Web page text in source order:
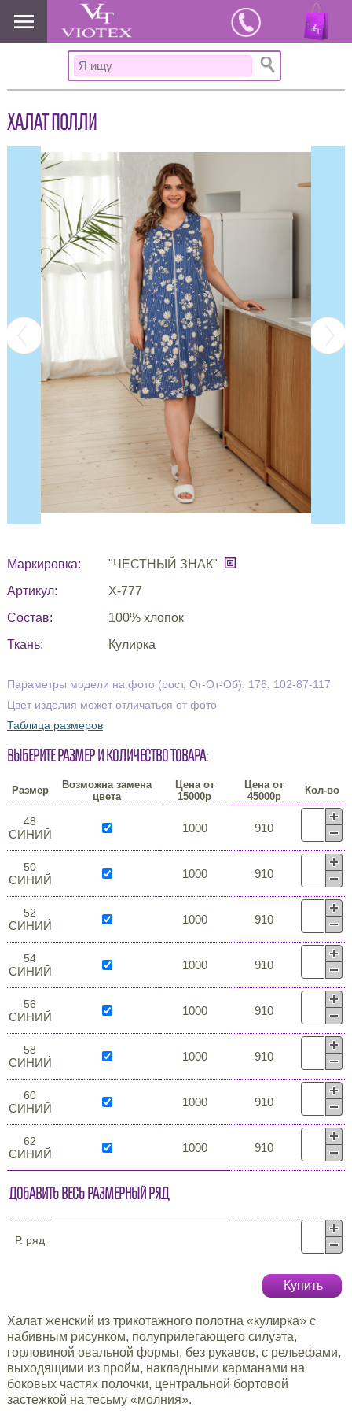
www.viotex37.ru
ХАЛАТ ПОЛЛИ
Маркировка:
"ЧЕСТНЫЙ ЗНАК"
Артикул:
Х-777
Состав:
100% хлопок
Ткань:
Кулирка
Параметры модели на фото (рост, Ог-От-Об): 176, 102-87-117
Цвет изделия может отличаться от фото
Таблица размеров
Выберите размер и количество товара:
Размер
Возможна замена
цвета
Цена от
15000р
Цена от
45000р
Кол-во
48
СИНИЙ 1000 910
50
СИНИЙ 1000 910
52
СИНИЙ 1000 910
54
СИНИЙ 1000 910
56
СИНИЙ 1000 910
58
СИНИЙ 1000 910
60
СИНИЙ 1000 910
62
СИНИЙ 1000 910
Добавить весь размерный ряд
Р. ряд
Купить
Халат женский из трикотажного полотна «кулирка» с
набивным рисунком, полуприлегающего силуэта,
горловиной овальной формы, без рукавов, с рельефами,
выходящими из пройм, накладными карманами на
боковых частях полочки, центральной бортовой
застежкой на тесьму «молния».